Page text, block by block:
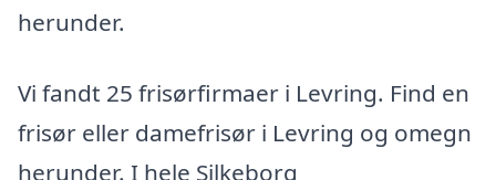
herunder.
Vi fandt 25 frisørfirmaer i Levring. Find en
frisør eller damefrisør i Levring og omegn
herunder. I hele Silkeborg